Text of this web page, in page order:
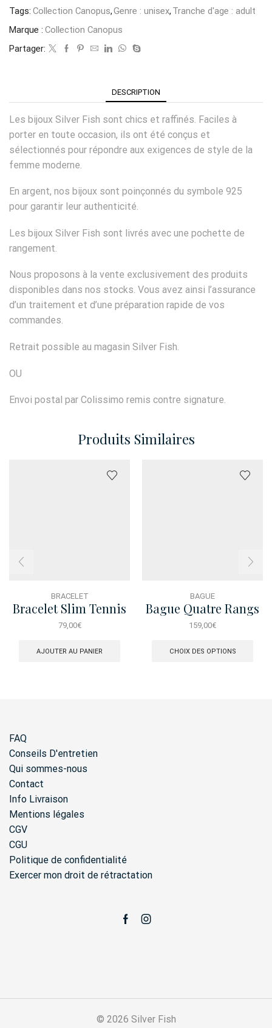
Tags: Collection Canopus,Genre : unisex, Tranche d'age : adult
Marque : Collection Canopus
Partager:
DESCRIPTION
Les bijoux Silver Fish sont chics et raffinés. Faciles à
porter en toute occasion, ils ont été conçus et
sélectionnés pour répondre aux exigences de style de la
femme moderne.
En argent, nos bijoux sont poinçonnés du symbole 925
pour garantir leur authenticité.
Les bijoux Silver Fish sont livrés avec une pochette de
rangement.
Nous proposons à la vente exclusivement des produits
disponibles dans nos stocks. Vous avez ainsi l’assurance
d’un traitement et d’une préparation rapide de vos
commandes.
Retrait possible au magasin Silver Fish.
OU
Envoi postal par Colissimo remis contre signature.
Produits Similaires
BRACELET
Bracelet Slim Tennis
Rainbow Charms
79,00€
AJOUTER AU PANIER
BAGUE
Bague Quatre Rangs
Dore
159,00€
CHOIX DES OPTIONS
FAQ
Conseils D'entretien
Qui sommes-nous
Contact
Info Livraison
Mentions légales
CGV
CGU
Politique de confidentialité
Exercer mon droit de rétractation
FacebookInstagram
© 2026 Silver Fish